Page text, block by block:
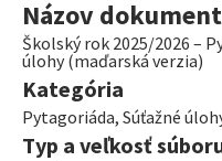
Názov
Školský rok 2025/2026 –
úlohy (maďarská verzia)
Kategória
Pytagoriáda, Súťažné
Typ a veľkosť